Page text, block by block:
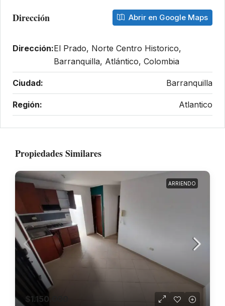
Dirección Abrir en Google Maps
Dirección:El Prado, Norte Centro Historico,
Barranquilla, Atlántico, Colombia
Ciudad: Barranquilla
Región: Atlantico
Propiedades Similares
ARRIENDO
$1.150.000